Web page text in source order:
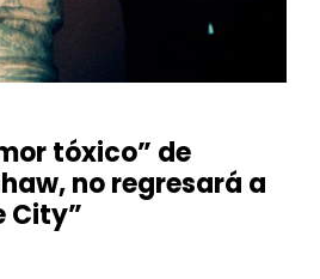
tóxico” de
no regresará a
City”